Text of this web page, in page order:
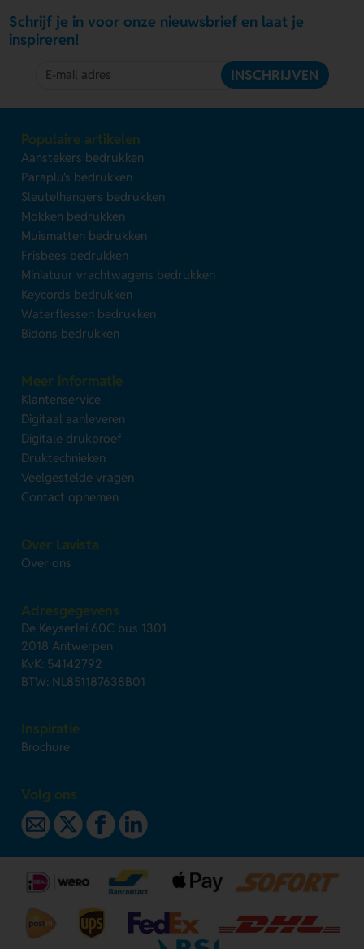
Schrijf je in voor onze nieuwsbrief en laat je
inspireren!
INSCHRIJVEN
Populaire artikelen
Aanstekers bedrukken
Paraplu's bedrukken
Sleutelhangers bedrukken
Mokken bedrukken
Muismatten bedrukken
Frisbees bedrukken
Miniatuur vrachtwagens bedrukken
Keycords bedrukken
Waterflessen bedrukken
Bidons bedrukken
Meer informatie
Klantenservice
Digitaal aanleveren
Digitale drukproef
Druktechnieken
Veelgestelde vragen
Contact opnemen
Over Lavista
Over ons
Adresgegevens
De Keyserlei 60C bus 1301
2018 Antwerpen
KvK: 54142792
BTW: NL851187638B01
Inspiratie
Brochure
Volg ons